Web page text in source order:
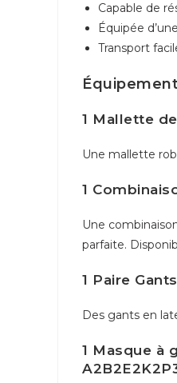
Geiger
FNIRSI original
Capable de
Équipée
Transport
1 Mallette
Une mallette
1
Une
parfaite.
1 Paire
Des gants en
1 Masque à